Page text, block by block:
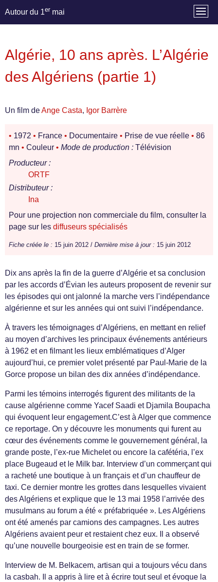
Autour du 1er mai
Algérie, 10 ans après. L’Algérie
des Algériens (partie 1)
Un film deAnge Casta, Igor Barrère
• 1972 • France • Documentaire • Prise de vue réelle • 86
mn • Couleur • Mode de production : Télévision
Producteur :
ORTF
Distributeur :
Ina
Pour une projection non commerciale du film, consulter la
page sur les diffuseurs spécialisés
Fiche créée le : 15 juin 2012 / Dernière mise à jour : 15 juin 2012
Dix ans après la fin de la guerre d’Algérie et sa conclusion
par les accords d’Évian les auteurs proposent de revenir sur
les épisodes qui ont jalonné la marche vers l’indépendance
algérienne et sur les années qui ont suivi l’indépendance.
À travers les témoignages d’Algériens, en mettant en relief
au moyen d’archives les principaux événements antérieurs
à 1962 et en filmant les lieux emblématiques d’Alger
aujourd’hui, ce premier volet présenté par Paul-Marie de la
Gorce propose un bilan des dix années d’indépendance.
Parmi les témoins interrogés figurent des militants de la
cause algérienne comme Yacef Saadi et Djamila Boupacha
qui évoquent leur engagement.C’est à Alger que commence
ce reportage. On y découvre les monuments qui furent au
cœur des événements comme le gouvernement général, la
grande poste, l’ex-rue Michelet ou encore la cafétéria, l’ex
place Bugeaud et le Milk bar. Interview d’un commerçant qui
a racheté une boutique à un français et d’un chauffeur de
taxi. Ce dernier montre les grottes dans lesquelles vivaient
des Algériens et explique que le 13 mai 1958 l’arrivée des
musulmans au forum a été « préfabriquée ». Les Algériens
ont été amenés par camions des campagnes. Les autres
Algériens avaient peur et restaient chez eux. Il a observé
qu’une nouvelle bourgeoisie est en train de se former.
Interview de M. Belkacem, artisan qui a toujours vécu dans
la casbah. Il a appris à lire et à écrire tout seul et évoque la